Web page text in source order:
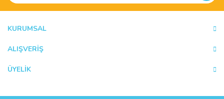
Ürün bilgilerinde hatalar bulunuyor.
KURUMSAL
ALIŞVERİŞ
ÜYELİK